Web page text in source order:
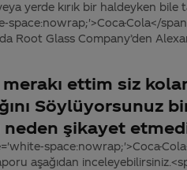
yerde kırık bir haldeyken bile
Cola</
Root Glass Company’den
ettim siz
Söylüyorsunuz
neden şikayet
space:nowrap;'>Coca-
aşağıdan